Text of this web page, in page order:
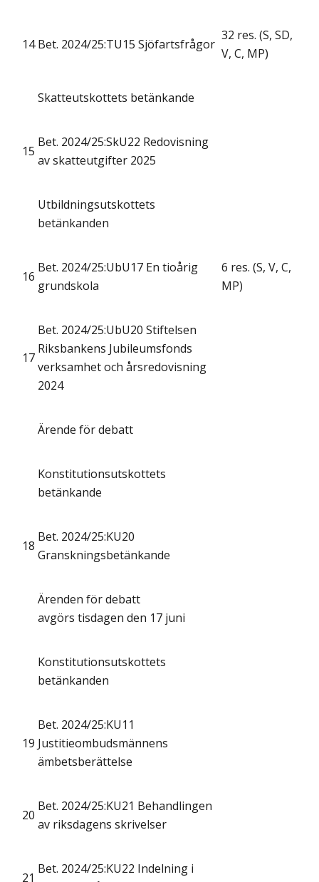
14 Bet. 2024/25:TU15 Sjöfartsfrågor
32 res. (S, SD,
V, C, MP)
Skatteutskottets betänkande
15
Bet. 2024/25:SkU22 Redovisning
av skatteutgifter 2025
Utbildningsutskottets
betänkanden
16
Bet. 2024/25:UbU17 En tioårig
grundskola
6 res. (S, V, C,
MP)
17
Bet. 2024/25:UbU20 Stiftelsen
Riksbankens Jubileumsfonds
verksamhet och årsredovisning
2024
Ärende för debatt
Konstitutionsutskottets
betänkande
18
Bet. 2024/25:KU20
Granskningsbetänkande
Ärenden för debatt
avgörs tisdagen den 17 juni
Konstitutionsutskottets
betänkanden
19
Bet. 2024/25:KU11
Justitieombudsmännens
ämbetsberättelse
20
Bet. 2024/25:KU21 Behandlingen
av riksdagens skrivelser
21
Bet. 2024/25:KU22 Indelning i